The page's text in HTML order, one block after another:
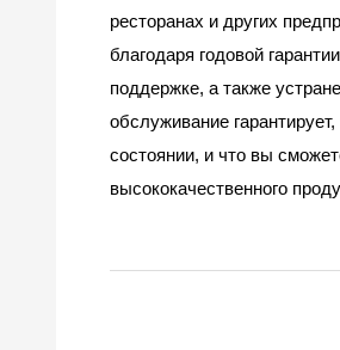
ресторанах и других
благодаря годовой
поддержке, а также
обслуживание
состоянии, и что вы
высококачественного